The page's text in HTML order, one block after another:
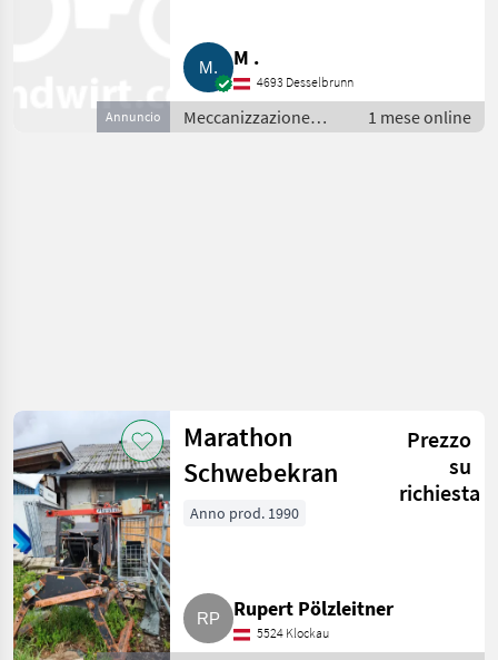
Annuncio
M .
4693 Desselbrunn
Meccanizzazione
interna / Fienagione
1 mese online
Marathon
Schwebekran
Prezzo
su
richiesta
Anno prod. 1990
Rupert Pölzleitner
5524 Klockau